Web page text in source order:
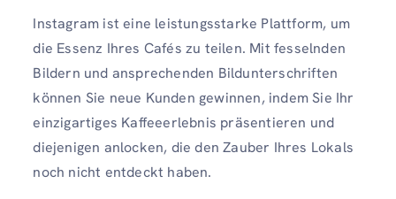
Instagram ist eine leistungsstarke Plattform, um
die Essenz Ihres Cafés zu teilen. Mit fesselnden
Bildern und ansprechenden Bildunterschriften
können Sie neue Kunden gewinnen, indem Sie Ihr
einzigartiges Kaffeeerlebnis präsentieren und
diejenigen anlocken, die den Zauber Ihres Lokals
noch nicht entdeckt haben.